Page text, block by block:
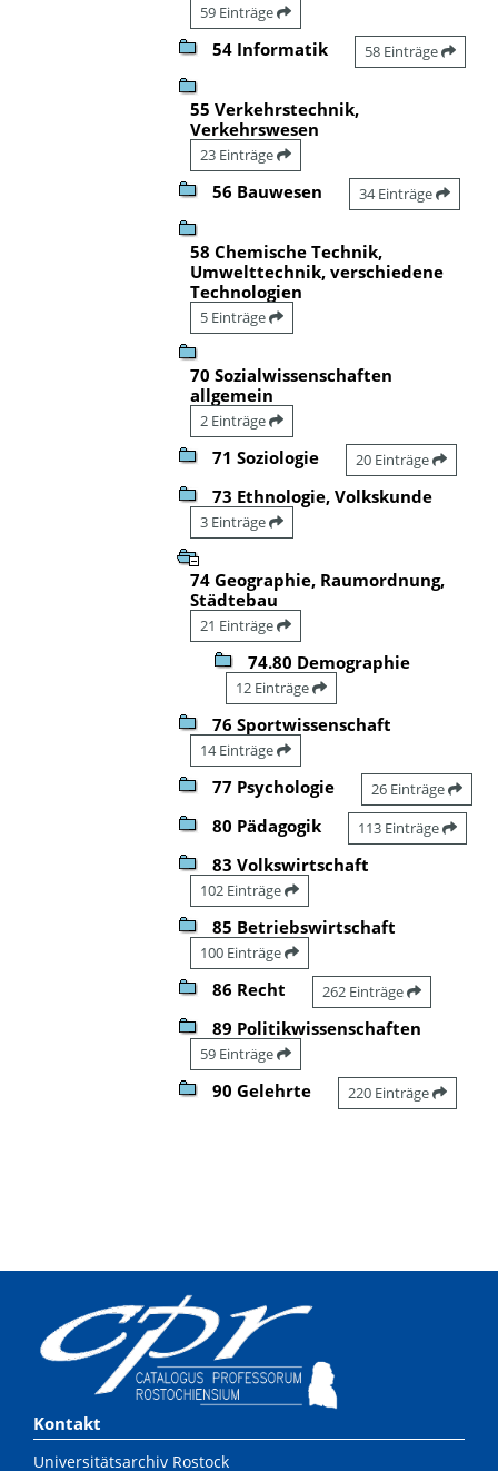
59 Einträge
54 Informatik 58 Einträge
55 Verkehrstechnik,
Verkehrswesen
23 Einträge
56 Bauwesen 34 Einträge
58 Chemische Technik,
Umwelttechnik, verschiedene
Technologien
5 Einträge
70 Sozialwissenschaften
allgemein
2 Einträge
71 Soziologie 20 Einträge
73 Ethnologie, Volkskunde
3 Einträge
74 Geographie, Raumordnung,
Städtebau
21 Einträge
74.80 Demographie
12 Einträge
76 Sportwissenschaft
14 Einträge
77 Psychologie 26 Einträge
80 Pädagogik 113 Einträge
83 Volkswirtschaft
102 Einträge
85 Betriebswirtschaft
100 Einträge
86 Recht 262 Einträge
89 Politikwissenschaften
59 Einträge
90 Gelehrte 220 Einträge
Kontakt
Universitätsarchiv Rostock